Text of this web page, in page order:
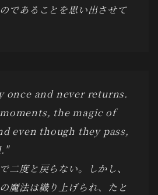
であることを思い出させて
once and never returns.
the magic of
even though they pass,
二度と戻らない。しかし、
魔法は織り上げられ、たと